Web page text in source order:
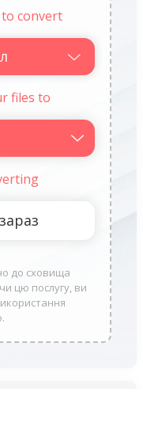
to convert
files to
до сховища
цю послугу, ви